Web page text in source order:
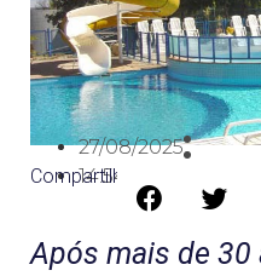
27/08/2025
14:54
Compartilhe:
Após mais de 30